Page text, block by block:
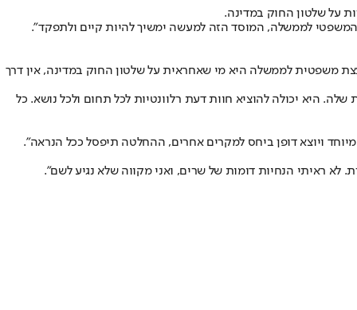
על שלטון החוק במדינה.
המשפטי לממשלה, המוסד הזה למעשה ימשיך להיות קיים ולתפקד".
משפטית לממשלה היא מי שאחראית על שלטון החוק במדינה, אין דרך
היא יכולה להוציא חוות דעת רלוונטיות לכל תחום ולכל נושא. כל
ויוצא דופן ביחס למקרים אחרים, ההחלטה תיפסל ככל הנראה".
ראיתי הנחיות דומות של שרים, ואני מקווה שלא נגיע לשם".